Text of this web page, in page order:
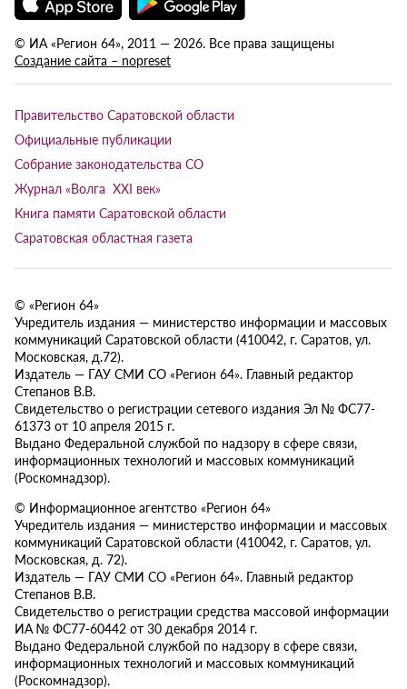
© ИА «Регион 64», 2011 — 2026. Все права защищены
Создание сайта – nopreset
Правительство Саратовской области
Официальные публикации
Собрание законодательства СО
Журнал «Волга XXI век»
Книга памяти Саратовской области
Саратовская областная газета
© «Регион 64»
Учредитель издания — министерство информации и массовых
коммуникаций Саратовской области (410042, г. Саратов, ул.
Московская, д.72).
Издатель — ГАУ СМИ СО «Регион 64». Главный редактор
Степанов В.В.
Свидетельство о регистрации сетевого издания Эл № ФС77-
61373 от 10 апреля 2015 г.
Выдано Федеральной службой по надзору в сфере связи,
информационных технологий и массовых коммуникаций
(Роскомнадзор).
© Информационное агентство «Регион 64»
Учредитель издания — министерство информации и массовых
коммуникаций Саратовской области (410042, г. Саратов, ул.
Московская, д. 72).
Издатель — ГАУ СМИ СО «Регион 64». Главный редактор
Степанов В.В.
Свидетельство о регистрации средства массовой информации
ИА № ФС77-60442 от 30 декабря 2014 г.
Выдано Федеральной службой по надзору в сфере связи,
информационных технологий и массовых коммуникаций
(Роскомнадзор).